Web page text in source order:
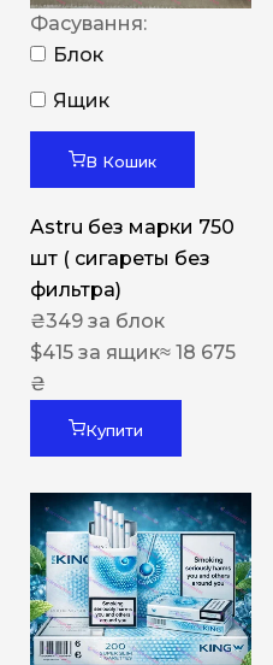
Фасування:
Блок
Ящик
В Кошик
Astru без марки 750
шт ( сигареты без
фильтра)
₴349 за блок
$415 за ящик≈ 18 675
₴
Купити